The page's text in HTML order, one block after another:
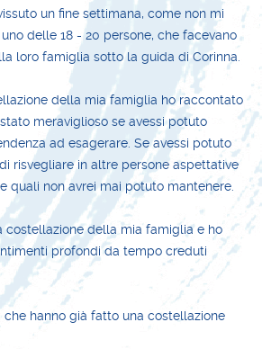
un fine settimana, come non mi
delle 18 - 20 persone, che facevano
loro famiglia sotto la guida di Corinna.
della mia famiglia ho raccontato
meraviglioso se avessi potuto
ad esagerare. Se avessi potuto
risvegliare in altre persone aspettative
quali non avrei mai potuto mantenere.
costellazione della mia famiglia e ho
profondi da tempo creduti
hanno già fatto una costellazione